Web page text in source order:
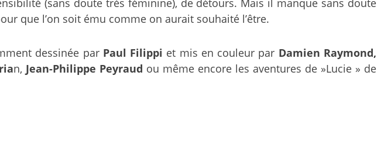
(sans doute très féminine), de détours. Mais il manque sans doute
que l’on soit ému comme on aurait souhaité l’être.
dessinée par Paul Filippi et mis en couleur par Damien Raymond,
n, Jean-Philippe Peyraud ou même encore les aventures de »Lucie » de